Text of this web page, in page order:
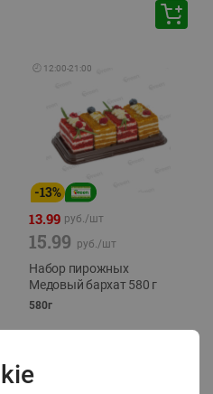
🕘 12:00-21:00
-13%
13.99 руб./шт
15.99 руб./шт
Набор пирожных
Медовый бархат 580 г
580г